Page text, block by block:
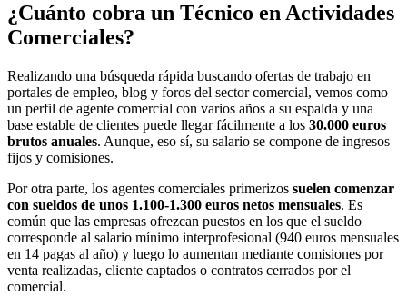
¿Cuánto cobra un Técnico en Actividades
Comerciales?
Realizando una búsqueda rápida buscando ofertas de trabajo en
portales de empleo, blog y foros del sector comercial, vemos como
un perfil de agente comercial con varios años a su espalda y una
base estable de clientes puede llegar fácilmente a los 30.000 euros
brutos anuales. Aunque, eso sí, su salario se compone de ingresos
fijos y comisiones.
Por otra parte, los agentes comerciales primerizos suelen comenzar
con sueldos de unos 1.100-1.300 euros netos mensuales. Es
común que las empresas ofrezcan puestos en los que el sueldo
corresponde al salario mínimo interprofesional (940 euros mensuales
en 14 pagas al año) y luego lo aumentan mediante comisiones por
venta realizadas, cliente captados o contratos cerrados por el
comercial.